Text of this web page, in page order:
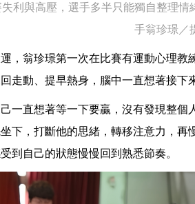
失利與高壓，選手多半只能獨自整理
手翁珍璟／
，翁珍璟第一次在比賽有運動心理教
走動、提早熱身，腦中一直想著接下
己一直想著等一下要贏，沒有發現整
下，打斷他的思緒，轉移注意力，
到自己的狀態慢慢回到熟悉節奏。